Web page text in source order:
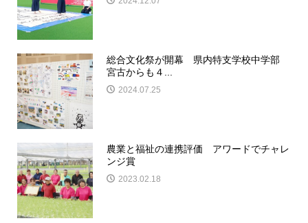
総合文化祭が開幕 県内特支学校中学部
宮古からも４...
2024.07.25
農業と福祉の連携評価 アワードでチャレ
ンジ賞
2023.02.18